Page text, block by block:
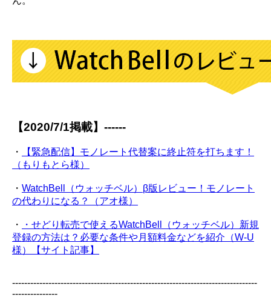
【2020/7/1掲載】------
・
【緊急配信】モノレート代替案に終止符を打ちます！
（もりもとら様）
・ WatchBell（ウォッチベル）β版レビュー！モノレート
の代わりになる？（アオ様）
・
・せどり転売で使えるWatchBell（ウォッチベル）新規
登録の方法は？必要な条件や月額料金などを紹介（W-U
様）【サイト記事】
---------------------------------------------------------------------------------
---------------